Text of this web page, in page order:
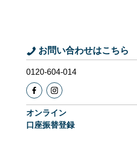
お問い合わせはこちら
0120-604-014
オンライン
口座振替登録